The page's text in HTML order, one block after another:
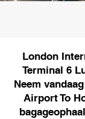
London
Terminal 6
Neem
Airport To